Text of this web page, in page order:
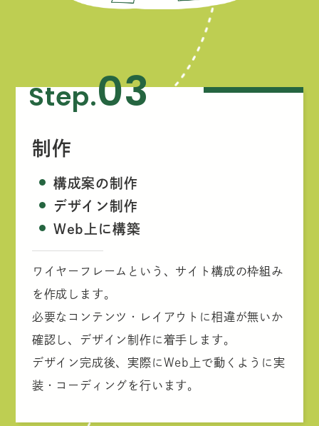
Step.03
制作
構成案の制作
デザイン制作
Web上に構築
ワイヤーフレームという、サイト構成の枠組み
を作成します。
必要なコンテンツ・レイアウトに相違が無いか
確認し、デザイン制作に着手します。
デザイン完成後、実際にWeb上で動くように実
装・コーディングを行います。